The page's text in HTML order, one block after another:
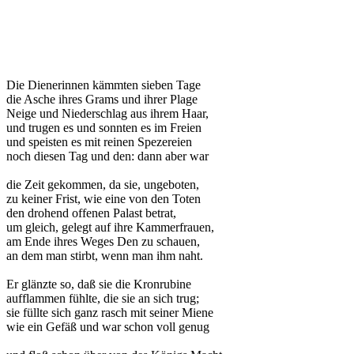
Die Dienerinnen kämmten sieben Tage
die Asche ihres Grams und ihrer Plage
Neige und Niederschlag aus ihrem Haar,
und trugen es und sonnten es im Freien
und speisten es mit reinen Spezereien
noch diesen Tag und den: dann aber war
die Zeit gekommen, da sie, ungeboten,
zu keiner Frist, wie eine von den Toten
den drohend offenen Palast betrat,
um gleich, gelegt auf ihre Kammerfrauen,
am Ende ihres Weges Den zu schauen,
an dem man stirbt, wenn man ihm naht.
Er glänzte so, daß sie die Kronrubine
aufflammen fühlte, die sie an sich trug;
sie füllte sich ganz rasch mit seiner Miene
wie ein Gefäß und war schon voll genug